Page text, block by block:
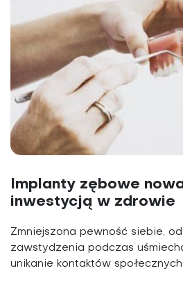
Implanty zębowe
inwestycją w zdrowie
Zmniejszona pewność siebie,
zawstydzenia podczas
unikanie kontaktów społecznych